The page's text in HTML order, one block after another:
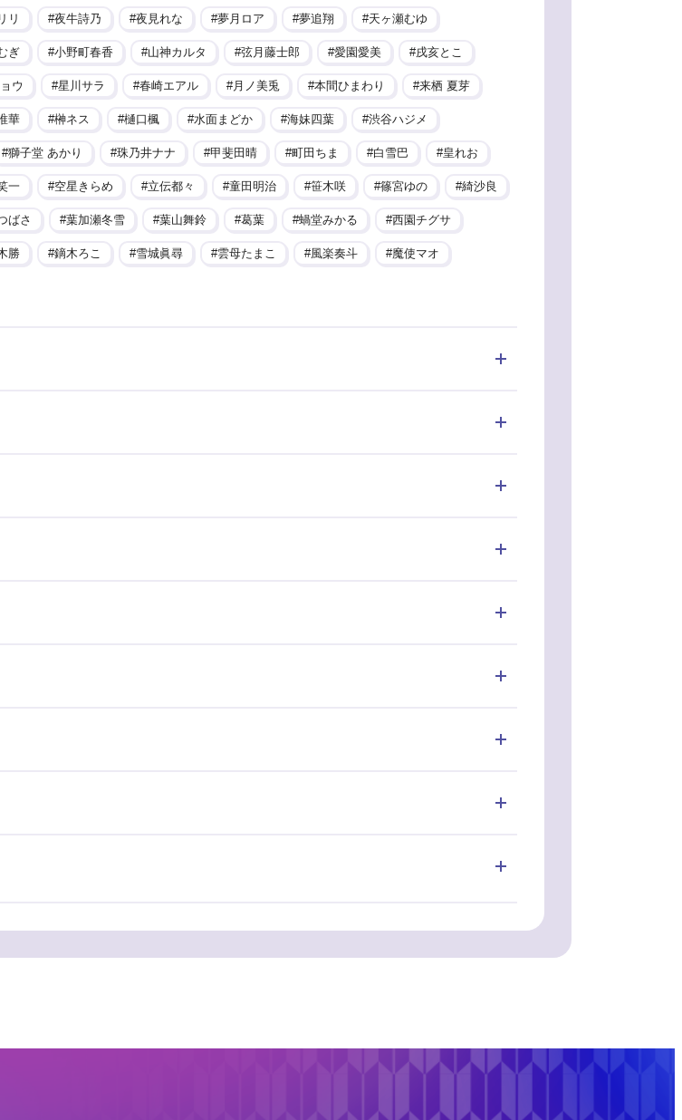
リ 夜牛詩乃 夜見れな 夢月ロア 夢追翔 天ヶ瀬むゆ
ぎ 小野町春香 山神カルタ 弦月藤士郎 愛園愛美 戌亥とこ
ウ 星川サラ 春崎エアル 月ノ美兎 本間ひまわり 来栖 夏芽
華 榊ネス 樋口楓 水面まどか 海妹四葉 渋谷ハジメ
獅子堂 あかり 珠乃井ナナ 甲斐田晴 町田ちま 白雪巴 皇れお
一 空星きらめ 立伝都々 童田明治 笹木咲 篠宮ゆの 綺沙良
ばさ 葉加瀬冬雪 葉山舞鈴 葛葉 蝸堂みかる 西園チグサ
勝 鏑木ろこ 雪城眞尋 雲母たまこ 風楽奏斗 魔使マオ